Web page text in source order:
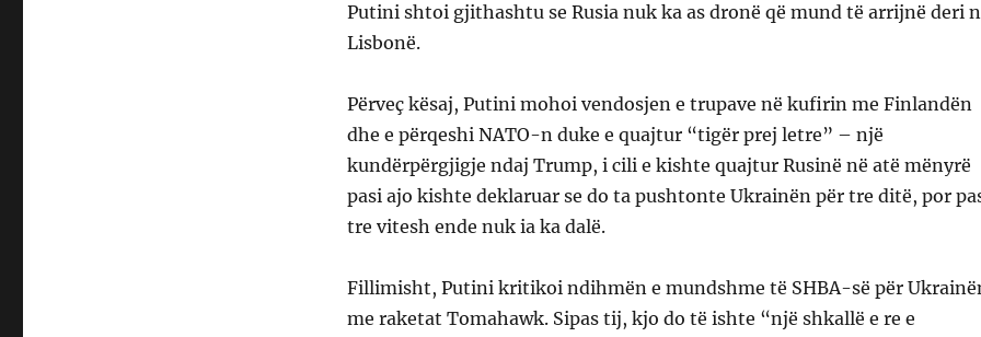
Putini shtoi gjithashtu se Rusia nuk ka as dronë që mund të arrijnë deri
Lisbonë.
Përveç kësaj, Putini mohoi vendosjen e trupave në kufirin me Finlandën
dhe e përqeshi NATO-n duke e quajtur “tigër prej letre” – një
kundërpërgjigje ndaj Trump, i cili e kishte quajtur Rusinë në atë mënyrë
pasi ajo kishte deklaruar se do ta pushtonte Ukrainën për tre ditë, por
tre vitesh ende nuk ia ka dalë.
Fillimisht, Putini kritikoi ndihmën e mundshme të SHBA-së për
me raketat Tomahawk. Sipas tij, kjo do të ishte “një shkallë e re e